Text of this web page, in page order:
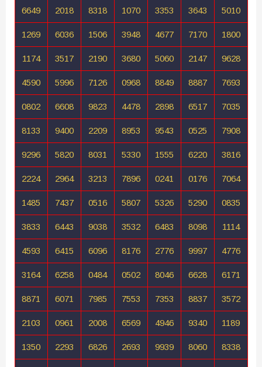
6649 2018 8318 1070 3353 3643 5010
1269 6036 1506 3948 4677 7170 1800
1174 3517 2190 3680 5060 2147 9628
4590 5996 7126 0968 8849 8887 7693
0802 6608 9823 4478 2898 6517 7035
8133 9400 2209 8953 9543 0525 7908
9296 5820 8031 5330 1555 6220 3816
2224 2964 3213 7896 0241 0176 7064
1485 7437 0516 5807 5326 5290 0835
3833 6443 9038 3532 6483 8098 1114
4593 6415 6096 8176 2776 9997 4776
3164 6258 0484 0502 8046 6628 6171
8871 6071 7985 7553 7353 8837 3572
2103 0961 2008 6569 4946 9340 1189
1350 2293 6826 2693 9939 8060 8338